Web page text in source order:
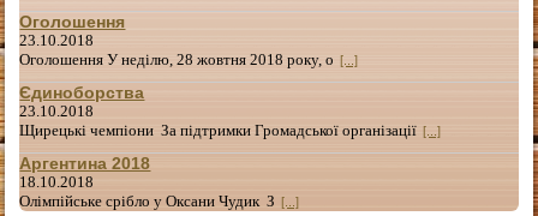
Оголошення
23.10.2018
Оголошення У неділю, 28 жовтня 2018 року, о [...]
Єдиноборства
23.10.2018
Щирецькі чемпіони За підтримки Громадської організації [...]
Аргентина 2018
18.10.2018
Олімпійське срібло у Оксани Чудик З [...]